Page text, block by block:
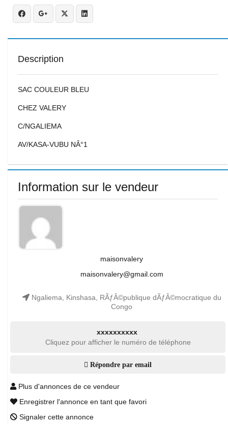
Description
SAC COULEUR BLEU
CHEZ VALERY
C/NGALIEMA
AV/KASA-VUBU NÂ°1
Information sur le vendeur
maisonvalery
maisonvalery@gmail.com
Ngaliema, Kinshasa, RÃƒÂ©publique dÃƒÂ©mocratique du
Congo
xxxxxxxxxx
Cliquez pour afficher le numéro de téléphone
Répondre par email
Plus d'annonces de ce vendeur
Enregistrer l'annonce en tant que favori
Signaler cette annonce